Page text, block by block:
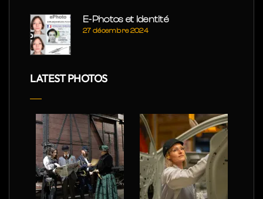
E-Photos et Identité
27 décembre 2024
LATEST PHOTOS